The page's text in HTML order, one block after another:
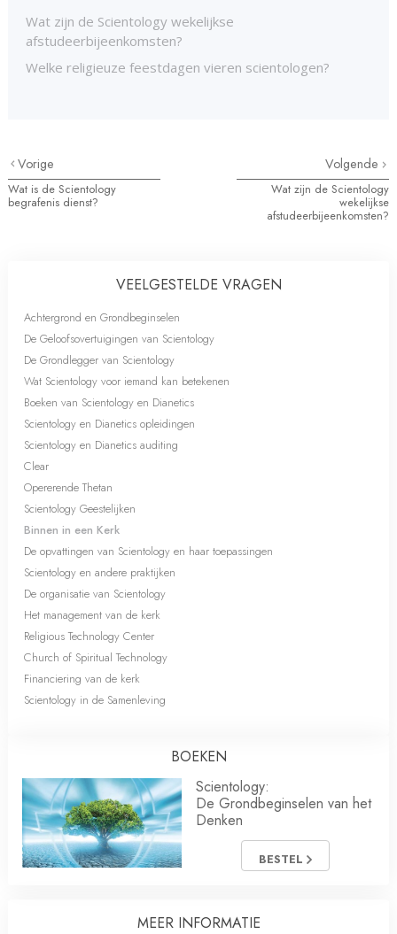
Wat zijn de Scientology wekelijkse
afstudeerbijeenkomsten?
Welke religieuze feestdagen vieren scientologen?
Vorige
Wat is de Scientology
begrafenis dienst?
Volgende
Wat zijn de Scientology
wekelijkse
afstudeerbijeenkomsten?
VEELGESTELDE VRAGEN
Achtergrond en Grondbeginselen
De Geloofsovertuigingen van Scientology
De Grondlegger van Scientology
Wat Scientology voor iemand kan betekenen
Boeken van Scientology en Dianetics
Scientology en Dianetics opleidingen
Scientology en Dianetics auditing
Clear
Opererende Thetan
Scientology Geestelijken
Binnen in een Kerk
De opvattingen van Scientology en haar toepassingen
Scientology en andere praktijken
De organisatie van Scientology
Het management van de kerk
Religious Technology Center
Church of Spiritual Technology
Financiering van de kerk
Scientology in de Samenleving
BOEKEN
Scientology:
De Grondbeginselen van het
Denken
BESTEL
MEER INFORMATIE